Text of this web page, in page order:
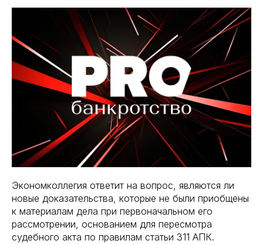
Экономколлегия ответит на вопрос, являются ли
новые доказательства, которые не были приобщены
к материалам дела при первоначальном его
рассмотрении, основанием для пересмотра
судебного акта по правилам статьи 311 АПК.